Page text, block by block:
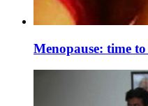
Menopause: time